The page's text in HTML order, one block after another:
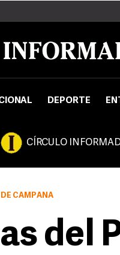
DEPORTE
CÍRCULO
CAMPAÑA
del